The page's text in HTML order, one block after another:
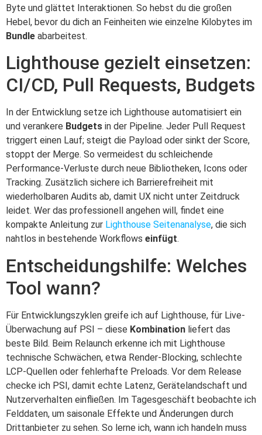
Byte und glättet Interaktionen. So hebst du die großen
Hebel, bevor du dich an Feinheiten wie einzelne Kilobytes im
Bundle abarbeitest.
Lighthouse gezielt einsetzen:
CI/CD, Pull Requests, Budgets
In der Entwicklung setze ich Lighthouse automatisiert ein
und verankere Budgets in der Pipeline. Jeder Pull Request
triggert einen Lauf; steigt die Payload oder sinkt der Score,
stoppt der Merge. So vermeidest du schleichende
Performance-Verluste durch neue Bibliotheken, Icons oder
Tracking. Zusätzlich sichere ich Barrierefreiheit mit
wiederholbaren Audits ab, damit UX nicht unter Zeitdruck
leidet. Wer das professionell angehen will, findet eine
kompakte Anleitung zur Lighthouse Seitenanalyse, die sich
nahtlos in bestehende Workflows einfügt.
Entscheidungshilfe: Welches
Tool wann?
Für Entwicklungszyklen greife ich auf Lighthouse, für Live-
Überwachung auf PSI – diese Kombination liefert das
beste Bild. Beim Relaunch erkenne ich mit Lighthouse
technische Schwächen, etwa Render-Blocking, schlechte
LCP-Quellen oder fehlerhafte Preloads. Vor dem Release
checke ich PSI, damit echte Latenz, Gerätelandschaft und
Nutzerverhalten einfließen. Im Tagesgeschäft beobachte ich
Felddaten, um saisonale Effekte und Änderungen durch
Drittanbieter zu sehen. So lerne ich, wann ich handeln muss